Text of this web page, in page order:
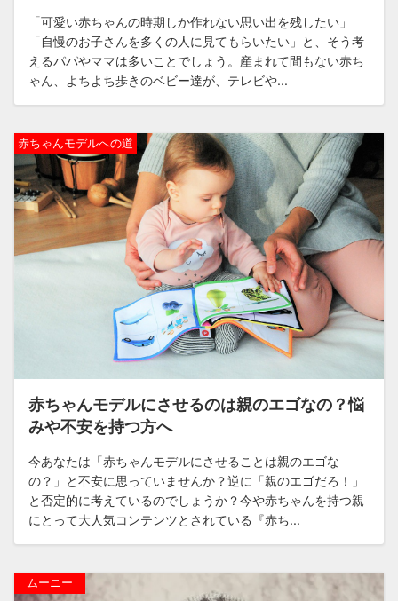
「可愛い赤ちゃんの時期しか作れない思い出を残したい」
「自慢のお子さんを多くの人に見てもらいたい」と、そう考
えるパパやママは多いことでしょう。産まれて間もない赤ち
ゃん、よちよち歩きのベビー達が、テレビや...
赤ちゃんモデルへの道
赤ちゃんモデルにさせるのは親のエゴなの？悩
みや不安を持つ方へ
今あなたは「赤ちゃんモデルにさせることは親のエゴな
の？」と不安に思っていませんか？逆に「親のエゴだろ！」
と否定的に考えているのでしょうか？今や赤ちゃんを持つ親
にとって大人気コンテンツとされている『赤ち...
ムーニー